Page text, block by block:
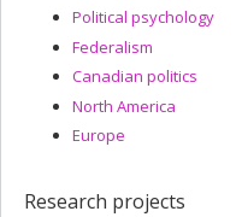
Political psychology
Federalism
Canadian politics
North America
Europe
Research projects